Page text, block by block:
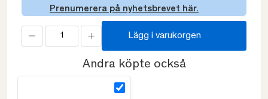
Prenumerera på nyhetsbrevet här.
Lägg i varukorgen
Andra köpte också